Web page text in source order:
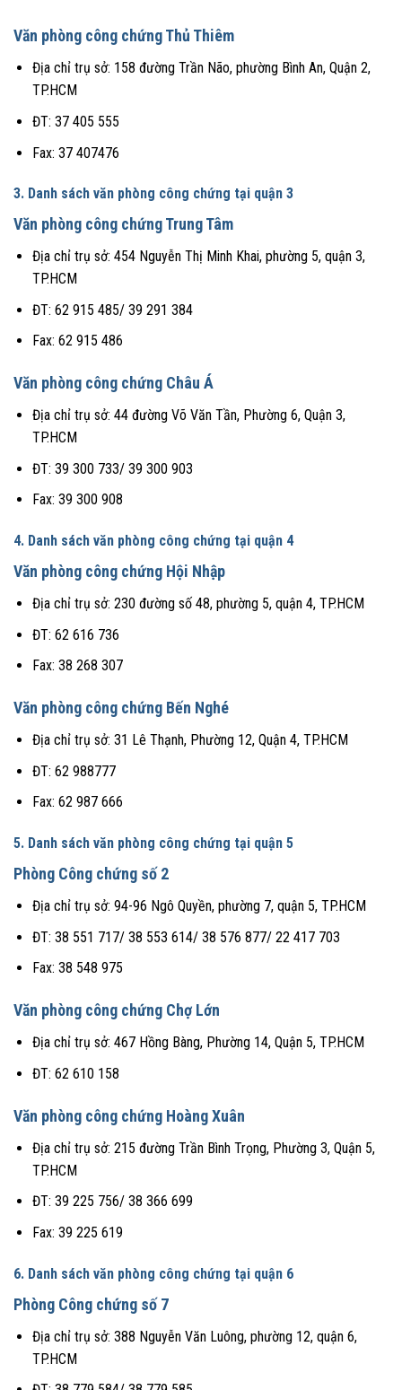
Văn phòng công chứng Thủ Thiêm
Địa chỉ trụ sở: 158 đường Trần Não, phường Bình An, Quận 2,
TP.HCM
ĐT: 37 405 555
Fax: 37 407476
3. Danh sách văn phòng công chứng tại quận 3
Văn phòng công chứng Trung Tâm
Địa chỉ trụ sở: 454 Nguyễn Thị Minh Khai, phường 5, quận 3,
TP.HCM
ĐT: 62 915 485/ 39 291 384
Fax: 62 915 486
Văn phòng công chứng Châu Á
Địa chỉ trụ sở: 44 đường Võ Văn Tần, Phường 6, Quận 3,
TP.HCM
ĐT: 39 300 733/ 39 300 903
Fax: 39 300 908
4. Danh sách văn phòng công chứng tại quận 4
Văn phòng công chứng Hội Nhập
Địa chỉ trụ sở: 230 đường số 48, phường 5, quận 4, TP.HCM
ĐT: 62 616 736
Fax: 38 268 307
Văn phòng công chứng Bến Nghé
Địa chỉ trụ sở: 31 Lê Thạnh, Phường 12, Quận 4, TP.HCM
ĐT: 62 988777
Fax: 62 987 666
5. Danh sách văn phòng công chứng tại quận 5
Phòng Công chứng số 2
Địa chỉ trụ sở: 94-96 Ngô Quyền, phường 7, quận 5, TP.HCM
ĐT: 38 551 717/ 38 553 614/ 38 576 877/ 22 417 703
Fax: 38 548 975
Văn phòng công chứng Chợ Lớn
Địa chỉ trụ sở: 467 Hồng Bàng, Phường 14, Quận 5, TP.HCM
ĐT: 62 610 158
Văn phòng công chứng Hoàng Xuân
Địa chỉ trụ sở: 215 đường Trần Bình Trọng, Phường 3, Quận 5,
TP.HCM
ĐT: 39 225 756/ 38 366 699
Fax: 39 225 619
6. Danh sách văn phòng công chứng tại quận 6
Phòng Công chứng số 7
Địa chỉ trụ sở: 388 Nguyễn Văn Luông, phường 12, quận 6,
TP.HCM